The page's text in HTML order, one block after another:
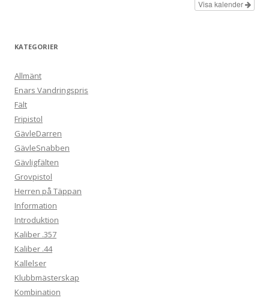
Visa kalender
KATEGORIER
Allmänt
Enars Vandringspris
Fält
Fripistol
GävleDarren
GävleSnabben
Gävligfälten
Grovpistol
Herren på Täppan
Information
Introduktion
Kaliber .357
Kaliber .44
Kallelser
Klubbmästerskap
Kombination